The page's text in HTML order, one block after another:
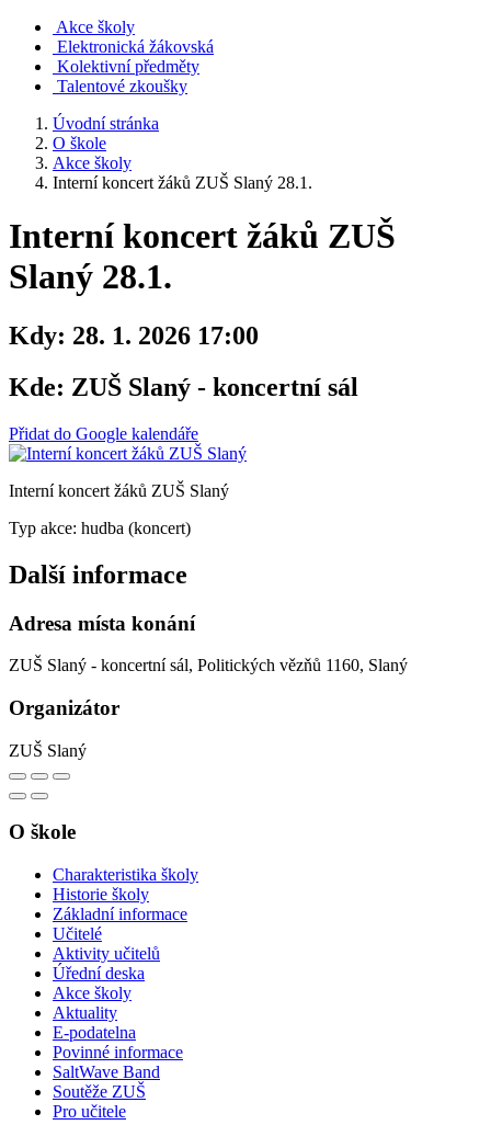
Akce školy
Elektronická žákovská
Kolektivní předměty
Talentové zkoušky
Úvodní stránka
O škole
Akce školy
Interní koncert žáků ZUŠ Slaný 28.1.
Interní koncert žáků ZUŠ
Slaný 28.1.
Kdy: 28. 1. 2026 17:00
Kde: ZUŠ Slaný - koncertní sál
Přidat do Google kalendáře
Interní koncert žáků ZUŠ Slaný
Typ akce: hudba (koncert)
Další informace
Adresa místa konání
ZUŠ Slaný - koncertní sál, Politických vězňů 1160, Slaný
Organizátor
ZUŠ Slaný
O škole
Charakteristika školy
Historie školy
Základní informace
Učitelé
Aktivity učitelů
Úřední deska
Akce školy
Aktuality
E-podatelna
Povinné informace
SaltWave Band
Soutěže ZUŠ
Pro učitele